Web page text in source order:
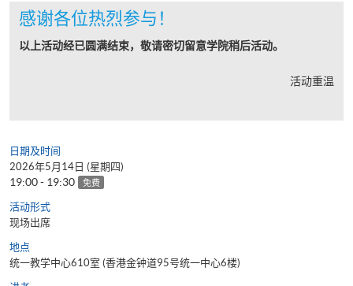
感谢各位热烈参与！
以上活动经已圆满结束，敬请密切留意学院稍后活动。
活动重温
日期及时间
2026年5月14日 (星期四)
19:00 - 19:30 免费
活动形式
现场出席
地点
统一教学中心610室 (香港金钟道95号统一中心6楼)